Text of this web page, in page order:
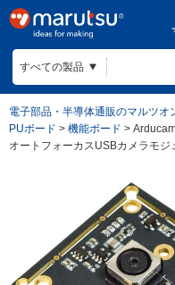
電子部品・半導体通販のマルツオ
PUボード > 機能ボード >
オートフォーカスUSBカメラモジ